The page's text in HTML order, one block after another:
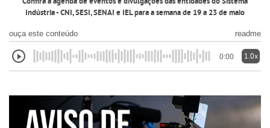
Indústria - CNI, SESI, SENAI e IEL para a semana de 19 a 23 de maio
ouça este conteúdo readme
0:00 1.0x